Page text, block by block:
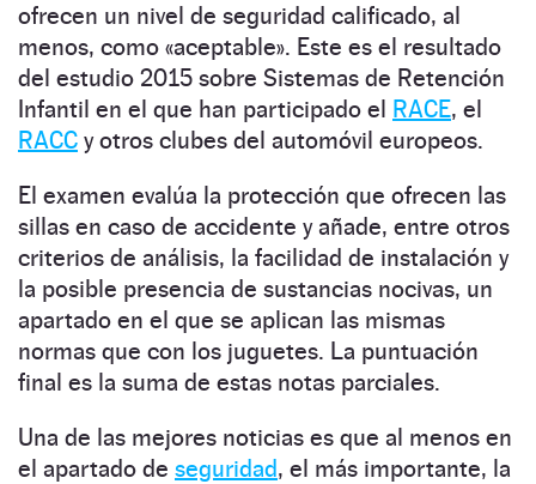
ofrecen un nivel de seguridad calificado, al
menos, como «aceptable». Este es el resultado
del estudio 2015 sobre Sistemas de Retención
Infantil en el que han participado el RACE, el
RACC y otros clubes del automóvil europeos.
El examen evalúa la protección que ofrecen las
sillas en caso de accidente y añade, entre otros
criterios de análisis, la facilidad de instalación y
la posible presencia de sustancias nocivas, un
apartado en el que se aplican las mismas
normas que con los juguetes. La puntuación
final es la suma de estas notas parciales.
Una de las mejores noticias es que al menos en
el apartado de seguridad, el más importante, la